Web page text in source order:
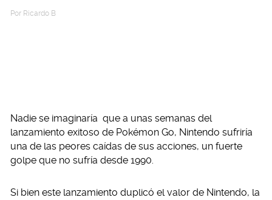
Por Ricardo B
Nadie se imaginaría que a unas semanas del
lanzamiento exitoso de Pokémon Go, Nintendo sufriría
una de las peores caídas de sus acciones, un fuerte
golpe que no sufría desde 1990.
Si bien este lanzamiento duplicó el valor de Nintendo, la